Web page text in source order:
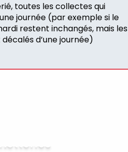
toutes les collectes qui
journée (par exemple si le
restent inchangés, mais les
d’une journée)